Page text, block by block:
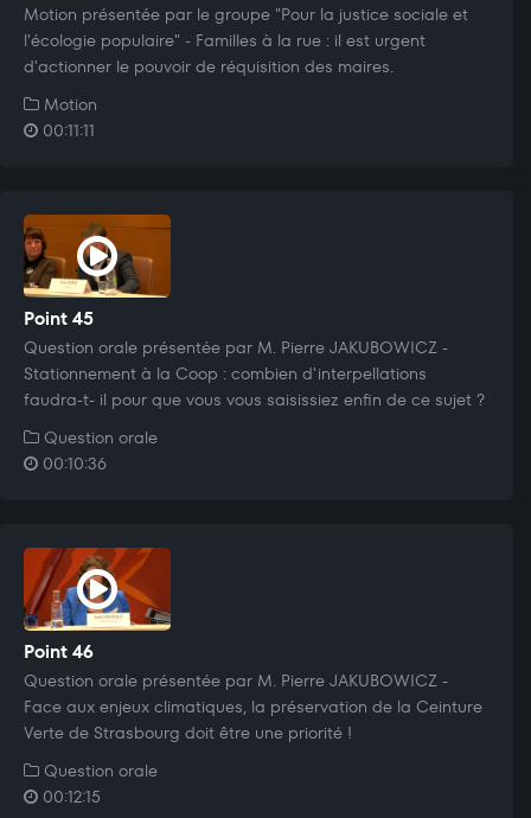
Motion présentée par le groupe "Pour la justice sociale et
l'écologie populaire" - Familles à la rue : il est urgent
d'actionner le pouvoir de réquisition des maires.
Motion
00:11:11
Point 45
Question orale présentée par M. Pierre JAKUBOWICZ -
Stationnement à la Coop : combien d'interpellations
faudra-t- il pour que vous vous saisissiez enfin de ce sujet ?
Question orale
00:10:36
Point 46
Question orale présentée par M. Pierre JAKUBOWICZ -
Face aux enjeux climatiques, la préservation de la Ceinture
Verte de Strasbourg doit être une priorité !
Question orale
00:12:15